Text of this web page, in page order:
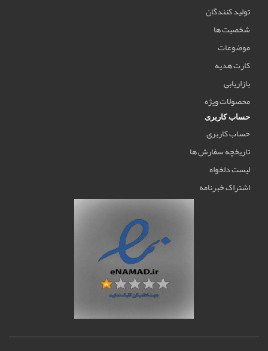
تولید کنندگان
شخصیت ها
موضوعات
کارت هدیه
بازاریابی
محصولات ویژه
حساب کاربری
حساب کاربری
تاریخچه سفارش ها
لیست دلخواه
اشتراک خبرنامه